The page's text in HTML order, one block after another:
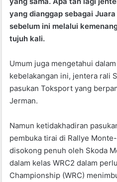
o
o
p
p
yang dianggap sebagai
sebelum ini melalui
tujuh kali.
Umum juga mengetahui
kebelakangan ini, jentera rali
pasukan Toksport yang
Jerman.
Namun ketidakhadiran
pembuka tirai di Rallye
disokong penuh oleh Skoda
dalam kelas WRC2 dalam
Championship (WRC)